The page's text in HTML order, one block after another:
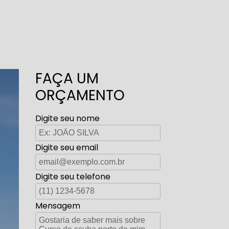
FAÇA UM
ORÇAMENTO
Digite seu nome
Digite seu email
Digite seu telefone
Mensagem